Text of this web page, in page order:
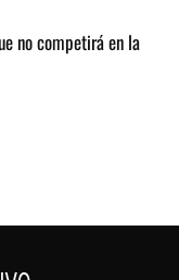
no competirá en la